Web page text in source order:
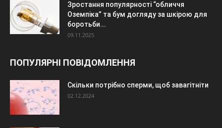
Зростання популярності “обличчя
Оземпіка” та бум догляду за шкірою для
боротьби...
09.11.2025
ПОПУЛЯРНІ ПОВІДОМЛЕННЯ
Скільки потрібно сперми, щоб завагітніти
02.12.2024